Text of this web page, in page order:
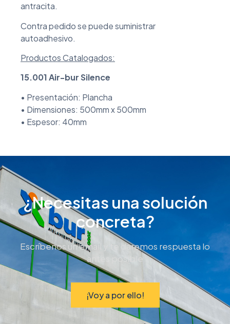
antracita.
Contra pedido se puede suministrar
autoadhesivo.
Productos Catalogados:
15.001 Air-bur Silence
• Presentación: Plancha
• Dimensiones: 500mm x 500mm
• Espesor: 40mm
¿Necesitas una solución
concreta?
Escríbenos un email y te daremos respuesta lo
antes posible
¡Voy a por ello!